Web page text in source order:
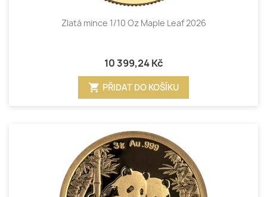
Zlatá mince 1/10 Oz Maple Leaf 2026
10 399,24 Kč
shopping_cart PŘIDAT DO KOŠÍKU